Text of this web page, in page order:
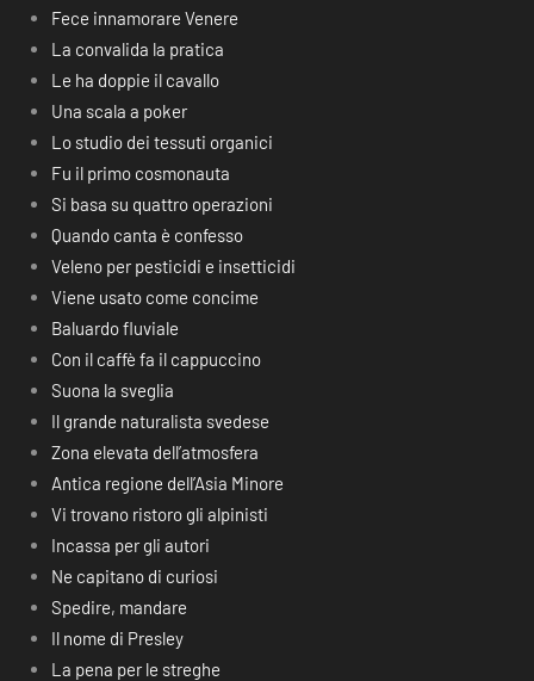
Fece innamorare Venere
La convalida la pratica
Le ha doppie il cavallo
Una scala a poker
Lo studio dei tessuti organici
Fu il primo cosmonauta
Si basa su quattro operazioni
Quando canta è confesso
Veleno per pesticidi e insetticidi
Viene usato come concime
Baluardo fluviale
Con il caffè fa il cappuccino
Suona la sveglia
Il grande naturalista svedese
Zona elevata dell’atmosfera
Antica regione dell’Asia Minore
Vi trovano ristoro gli alpinisti
Incassa per gli autori
Ne capitano di curiosi
Spedire, mandare
Il nome di Presley
La pena per le streghe